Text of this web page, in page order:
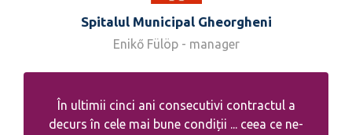
Spitalul Municipal Gheorgheni
Enikő Fülöp - manager
În ultimii cinci ani consecutivi contractul a
decurs în cele mai bune condiții ... ceea ce ne-